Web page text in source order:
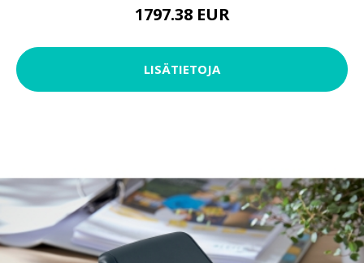
1797.38 EUR
LISÄTIETOJA